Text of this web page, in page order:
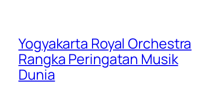
Yogyakarta Royal Orchestra
Rangka Peringatan Musik
Dunia